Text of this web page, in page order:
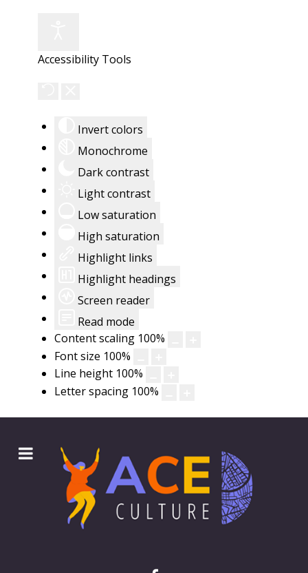
Accessibility Tools
Invert colors
Monochrome
Dark contrast
Light contrast
Low saturation
High saturation
Highlight links
Highlight headings
Screen reader
Read mode
Content scaling 100%
Font size 100%
Line height 100%
Letter spacing 100%